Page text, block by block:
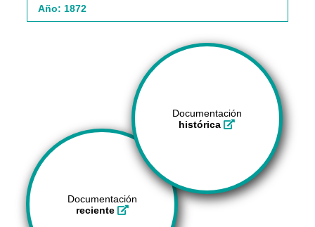
Año: 1872
Documentación
histórica
Documentación
reciente